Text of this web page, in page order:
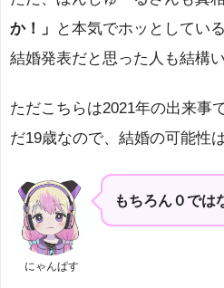
か！」
と本気でホッとしてい
結婚発表だと思った人も結構
ただこちらは2021年の出来事
だ19歳なので、結婚の可能性
にゃんぱす
もちろん０では